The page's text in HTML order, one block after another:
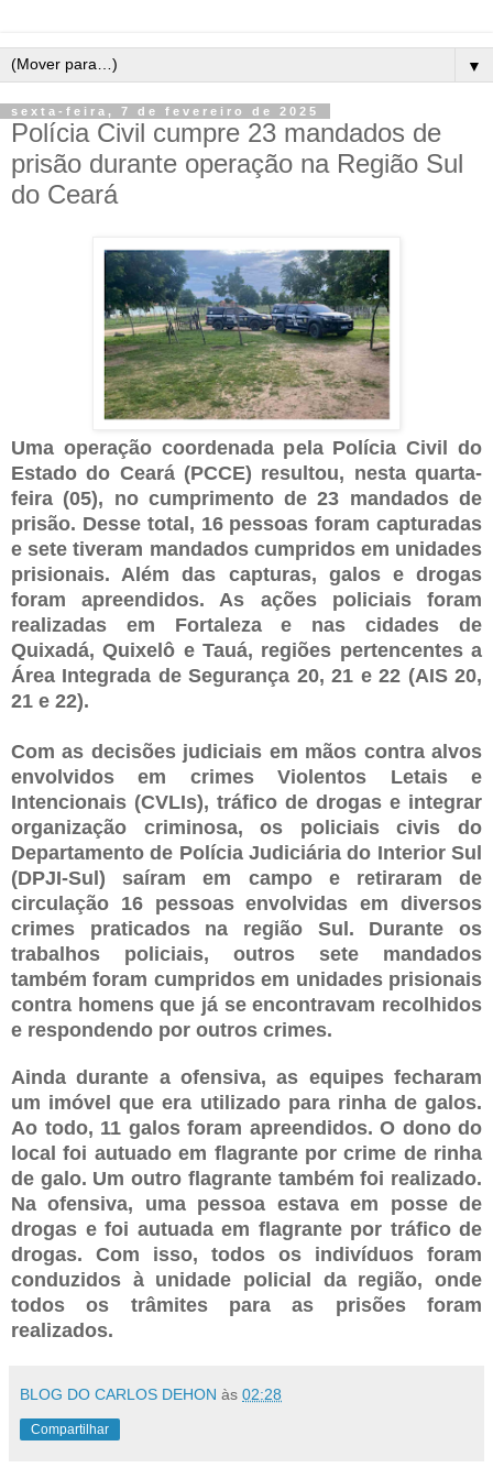
▼
sexta-feira, 7 de fevereiro de 2025
Polícia Civil cumpre 23 mandados de
prisão durante operação na Região Sul
do Ceará
Uma operação coordenada pela Polícia Civil do
Estado do Ceará (PCCE) resultou, nesta quarta-
feira (05), no cumprimento de 23 mandados de
prisão. Desse total, 16 pessoas foram capturadas
e sete tiveram mandados cumpridos em unidades
prisionais. Além das capturas, galos e drogas
foram apreendidos. As ações policiais foram
realizadas em Fortaleza e nas cidades de
Quixadá, Quixelô e Tauá, regiões pertencentes a
Área Integrada de Segurança 20, 21 e 22 (AIS 20,
21 e 22).
Com as decisões judiciais em mãos contra alvos
envolvidos em crimes Violentos Letais e
Intencionais (CVLIs), tráfico de drogas e integrar
organização criminosa, os policiais civis do
Departamento de Polícia Judiciária do Interior Sul
(DPJI-Sul) saíram em campo e retiraram de
circulação 16 pessoas envolvidas em diversos
crimes praticados na região Sul. Durante os
trabalhos policiais, outros sete mandados
também foram cumpridos em unidades prisionais
contra homens que já se encontravam recolhidos
e respondendo por outros crimes.
Ainda durante a ofensiva, as equipes fecharam
um imóvel que era utilizado para rinha de galos.
Ao todo, 11 galos foram apreendidos. O dono do
local foi autuado em flagrante por crime de rinha
de galo. Um outro flagrante também foi realizado.
Na ofensiva, uma pessoa estava em posse de
drogas e foi autuada em flagrante por tráfico de
drogas. Com isso, todos os indivíduos foram
conduzidos à unidade policial da região, onde
todos os trâmites para as prisões foram
realizados.
BLOG DO CARLOS DEHON às 02:28
Compartilhar